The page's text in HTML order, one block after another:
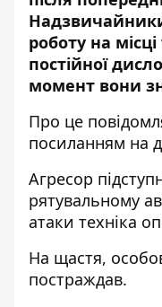
роботу на
постійної
момент вони
Про це
посиланням на
Агресор
рятувальному
атаки техніка
На щастя,
постраждав.